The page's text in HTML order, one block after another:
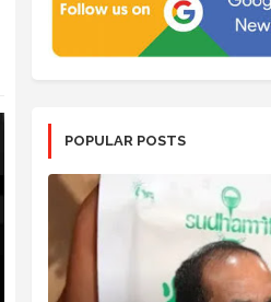
POPULAR POSTS